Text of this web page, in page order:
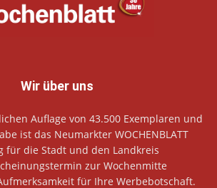
Wir über uns
Auflage von 43.500 Exemplaren und
ist das Neumarkter WOCHENBLATT
für die Stadt und den Landkreis
zur Wochenmitte
für Ihre Werbebotschaft.